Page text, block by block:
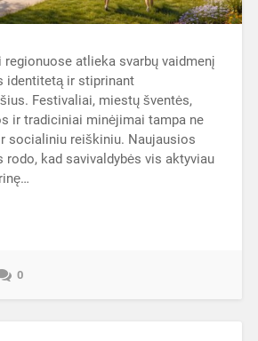
regionuose atlieka svarbų vaidmenį
identitetą ir stiprinant
Festivaliai, miestų šventės,
ir tradiciniai minėjimai tampa ne
socialiniu reiškiniu. Naujausios
rodo, kad savivaldybės vis aktyviau
0